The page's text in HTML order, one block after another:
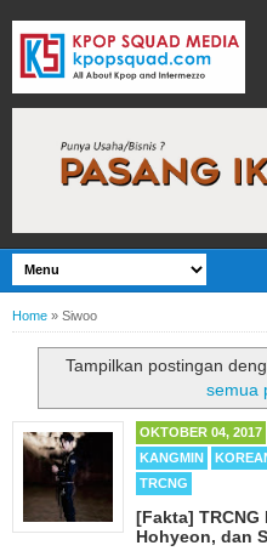
Home » Siwoo
Tampilkan postingan
semua
OKTOBER 04, 2017
KANGMIN
TRCNG
[Fakta] TRCNG
Hohyeon, dan